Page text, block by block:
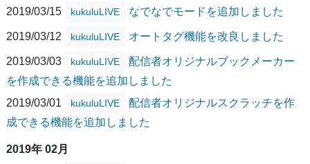
2019/03/15 kukuluLIVE なでなでモードを追加しました
2019/03/12 kukuluLIVE オートタグ機能を改良しました
2019/03/03 kukuluLIVE
配信者オリジナルブックメーカー
を作成できる機能を追加しました
2019/03/01
kukuluLIVE
配信者オリジナルスクラッチを作
成できる機能を追加しました
2019年 02月